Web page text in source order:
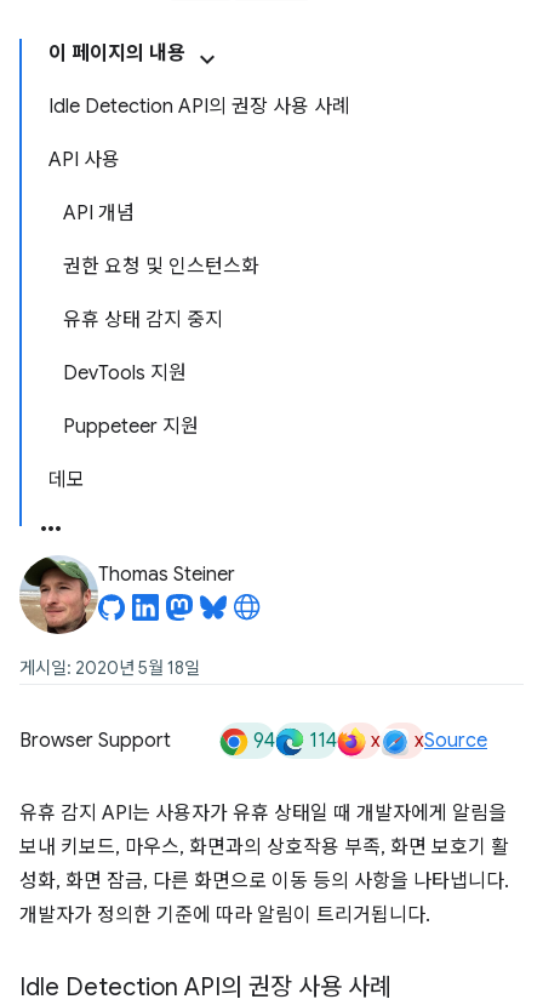
이 페이지의 내용
Idle Detection API의 권장 사용 사례
API 사용
API 개념
권한 요청 및 인스턴스화
유휴 상태 감지 중지
DevTools 지원
Puppeteer 지원
데모
Thomas Steiner
게시일: 2020년 5월 18일
Browser Support 94 114 x xSource
유휴 감지 API는 사용자가 유휴 상태일 때 개발자에게 알림을
보내 키보드, 마우스, 화면과의 상호작용 부족, 화면 보호기 활
성화, 화면 잠금, 다른 화면으로 이동 등의 사항을 나타냅니다.
개발자가 정의한 기준에 따라 알림이 트리거됩니다.
Idle Detection API의 권장 사용 사례